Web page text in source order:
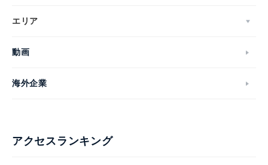
エリア
動画
海外企業
アクセスランキング